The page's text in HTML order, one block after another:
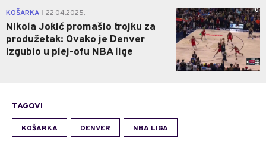
KOŠARKA 22.04.2025.
Nikola Jokić promašio trojku za
produžetak: Ovako je Denver
izgubio u plej-ofu NBA lige
0
TAGOVI
KOŠARKA DENVER NBA LIGA